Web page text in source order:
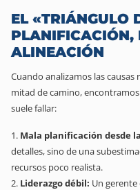
EL «TRIÁNGULO
PLANIFICACIÓN,
ALINEACIÓN
Cuando analizamos las
mitad de camino,
suele fallar:
Mala planificación desde
detalles, sino de una
recursos poco realista.
Liderazgo débil: Un